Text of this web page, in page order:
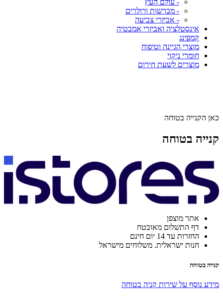
- עולם העץ
- מברשות ורולרים
- אביזרי צביעה
אינסטלציה ואביזרי אמבטיה
קמפינג
מוצרי הגיינה וטיפוח
חומרי ניקוי
מוצרים לשעת חירום
כאן הקנייה בטוחה
קנייה בטוחה
אתר מוצפן
דף התשלום מאובטח
החזרות עד 14 יום חינם
חנות ישראלית. משלוחים מישראל
קנייה בטוחה
מידע נוסף על שירות קניה בטוחה